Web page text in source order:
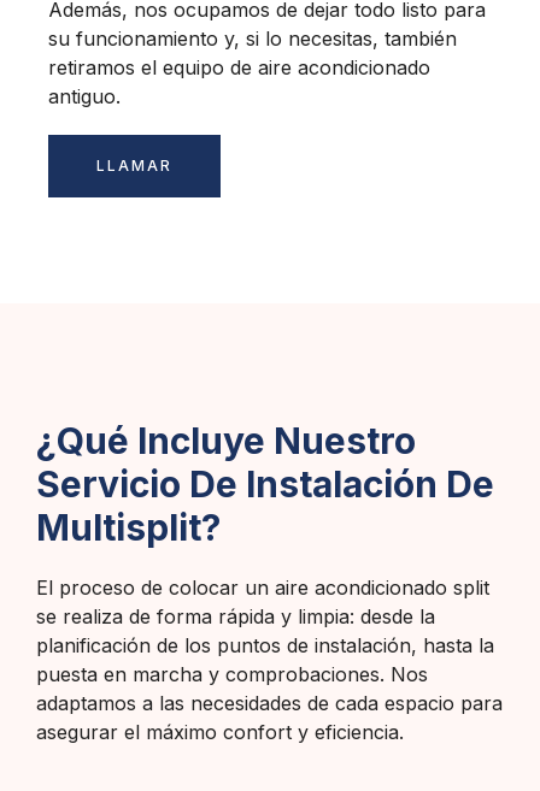
Además, nos ocupamos de dejar todo listo para
su funcionamiento y, si lo necesitas, también
retiramos el equipo de aire acondicionado
antiguo.
LLAMAR
¿Qué Incluye Nuestro
Servicio De Instalación De
Multisplit?
El proceso de colocar un aire acondicionado split
se realiza de forma rápida y limpia: desde la
planificación de los puntos de instalación, hasta la
puesta en marcha y comprobaciones. Nos
adaptamos a las necesidades de cada espacio para
asegurar el máximo confort y eficiencia.